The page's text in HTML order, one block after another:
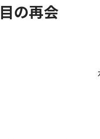
の再会